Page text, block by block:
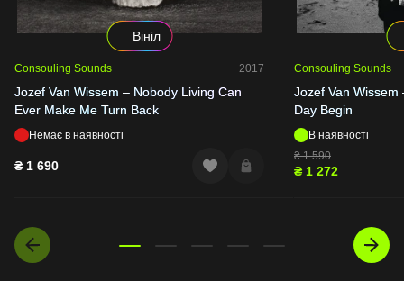
Вініл
Consouling Sounds 2017
Jozef Van Wissem – Nobody Living Can
Ever Make Me Turn Back
Немає в наявності
₴ 1 690
Consouling Sounds
Jozef Van Wissem
Day Begin
В наявності
₴1 590
₴ 1 272